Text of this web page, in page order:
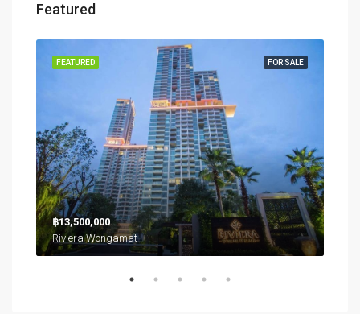
Featured
FOR SALE
FEATURED
฿13,500,000
Riviera Wongamat